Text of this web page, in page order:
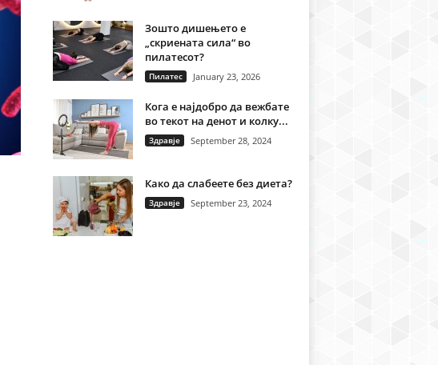
Зошто дишењето е
„скриената сила“ во
пилатесот?
Пилатес January 23, 2026
Кога е најдобро да вежбате
во текот на денот и колку...
Здравје September 28, 2024
Како да слабеете без диета?
Здравје September 23, 2024